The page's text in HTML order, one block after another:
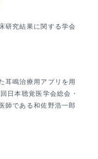
研究結果に関する学会
耳鳴治療用アプリを用
日本聴覚医学会総会・
師である和佐野浩一郎